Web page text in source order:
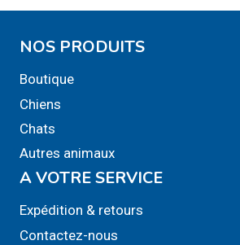
NOS PRODUITS
Boutique
Chiens
Chats
Autres animaux
A VOTRE SERVICE
Expédition & retours
Contactez-nous